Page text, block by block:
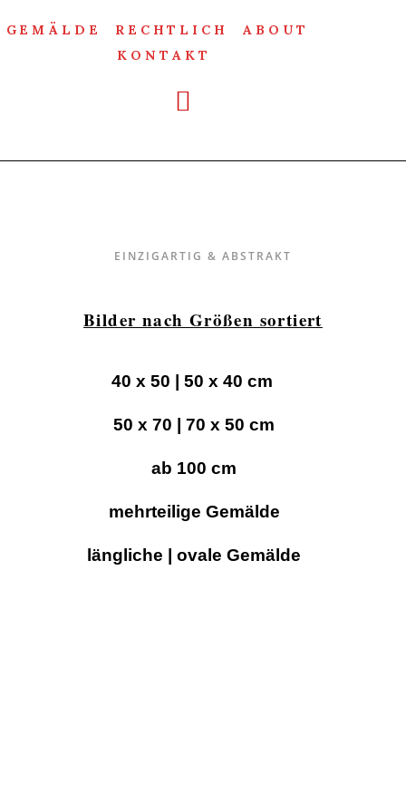
GEMÄLDE RECHTLICH ABOUT
KONTAKT
EINZIGARTIG & ABSTRAKT
Bilder nach Größen sortiert
40 x 50 | 50 x 40 cm
50 x 70 | 70 x 50 cm
ab 100 cm
mehrteilige Gemälde
längliche | ovale Gemälde